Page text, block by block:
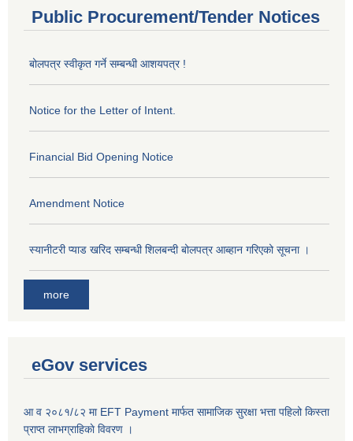
Public Procurement/Tender Notices
बोलपत्र स्वीकृत गर्ने सम्बन्धी आशयपत्र !
Notice for the Letter of Intent.
Financial Bid Opening Notice
Amendment Notice
स्यानीटरी प्याड खरिद सम्बन्धी शिलबन्दी बोलपत्र आब्हान गरिएको सूचना ।
more
eGov services
आ व २०८१/८२ मा EFT Payment मार्फत सामाजिक सुरक्षा भत्ता पहिलो किस्ता
प्राप्त लाभग्राहिकाे विवरण ।